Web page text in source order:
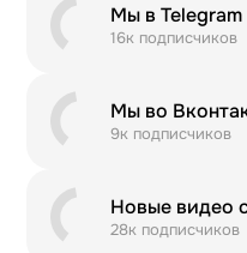
Мы в
16к подписчиков
Мы во
9к подписчиков
Новые видео
28к подписчиков